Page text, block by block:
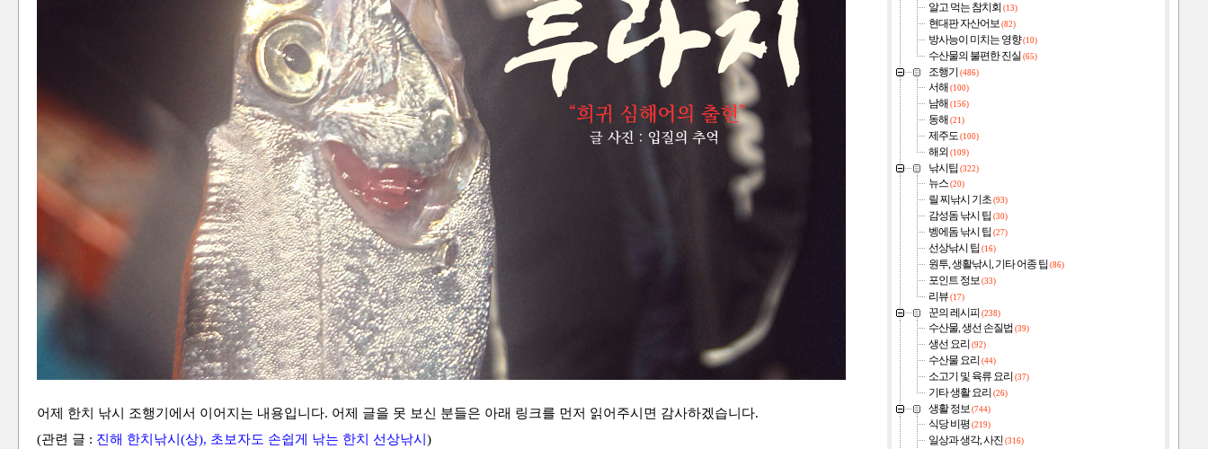
어제 한치 낚시 조행기에서 이어지는 내용입니다. 어제 글을 못 보신 분들은 아래 링크를 먼저 읽어주시면 감사하겠습니다.
(관련 글 : 진해 한치낚시(상), 초보자도 손쉽게 낚는 한치 선상낚시)
알고 먹는 참치회 (13)
현대판 자산어보 (82)
방사능이 미치는 영향(10)
수산물의 불편한 진실 (65)
조행기 (486)
서해 (100)
남해 (156)
동해 (21)
제주도 (100)
해외 (109)
낚시팁(322)
뉴스 (20)
릴 찌낚시 기초 (93)
감성돔 낚시 팁 (30)
벵에돔 낚시 팁 (27)
선상낚시 팁 (16)
원투, 생활낚시, 기타 어종 팁 (86)
포인트 정보 (33)
리뷰 (17)
꾼의 레시피 (238)
수산물, 생선 손질법 (39)
생선 요리 (92)
수산물 요리 (44)
소고기 및 육류 요리 (37)
기타 생활 요리 (26)
생활 정보 (744)
식당 비평 (219)
일상과 생각, 사진 (316)